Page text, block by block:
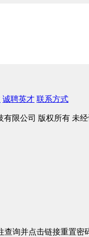
诚聘英才 联系方式
有限公司 版权所有 未
查询并点击链接重置密